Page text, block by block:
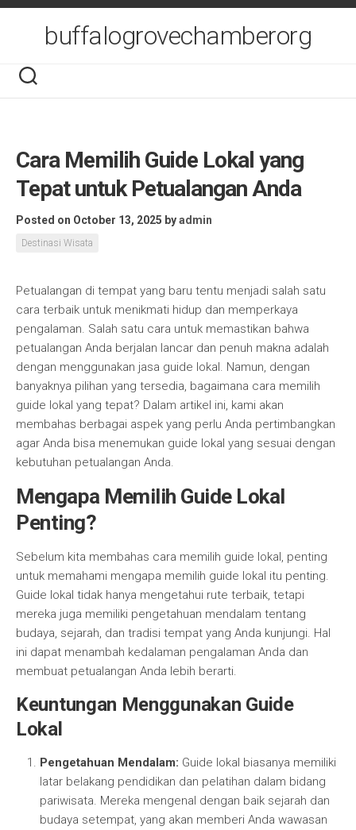
Skip
buffalogrovechamberorg
Cara Memilih Guide Lokal yang
Tepat untuk Petualangan Anda
Posted on October 13, 2025 byadmin
Destinasi Wisata
Petualangan di tempat yang baru tentu menjadi salah satu
cara terbaik untuk menikmati hidup dan memperkaya
pengalaman. Salah satu cara untuk memastikan bahwa
petualangan Anda berjalan lancar dan penuh makna adalah
dengan menggunakan jasa guide lokal. Namun, dengan
banyaknya pilihan yang tersedia, bagaimana cara memilih
guide lokal yang tepat? Dalam artikel ini, kami akan
membahas berbagai aspek yang perlu Anda pertimbangkan
agar Anda bisa menemukan guide lokal yang sesuai dengan
kebutuhan petualangan Anda.
Mengapa Memilih Guide Lokal
Penting?
Sebelum kita membahas cara memilih guide lokal, penting
untuk memahami mengapa memilih guide lokal itu penting.
Guide lokal tidak hanya mengetahui rute terbaik, tetapi
mereka juga memiliki pengetahuan mendalam tentang
budaya, sejarah, dan tradisi tempat yang Anda kunjungi. Hal
ini dapat menambah kedalaman pengalaman Anda dan
membuat petualangan Anda lebih berarti.
Keuntungan Menggunakan Guide
Lokal
Pengetahuan Mendalam: Guide lokal biasanya memiliki
latar belakang pendidikan dan pelatihan dalam bidang
pariwisata. Mereka mengenal dengan baik sejarah dan
budaya setempat, yang akan memberi Anda wawasan